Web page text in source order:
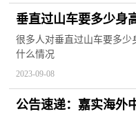
垂直过山车要多少身
很多人对垂直过山车要多
什么情况
2023-09-08
公告速递：嘉实海外